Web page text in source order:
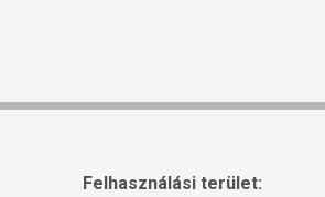
Felhasználási terület: